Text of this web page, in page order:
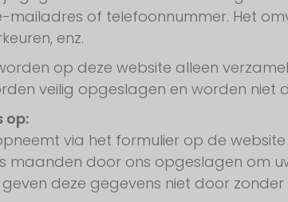
mailadres of telefoonnummer. Het
enz.
op deze website alleen
veilig opgeslagen en worden niet
op:
via het formulier op de
maanden door ons opgeslagen om
deze gegevens niet door